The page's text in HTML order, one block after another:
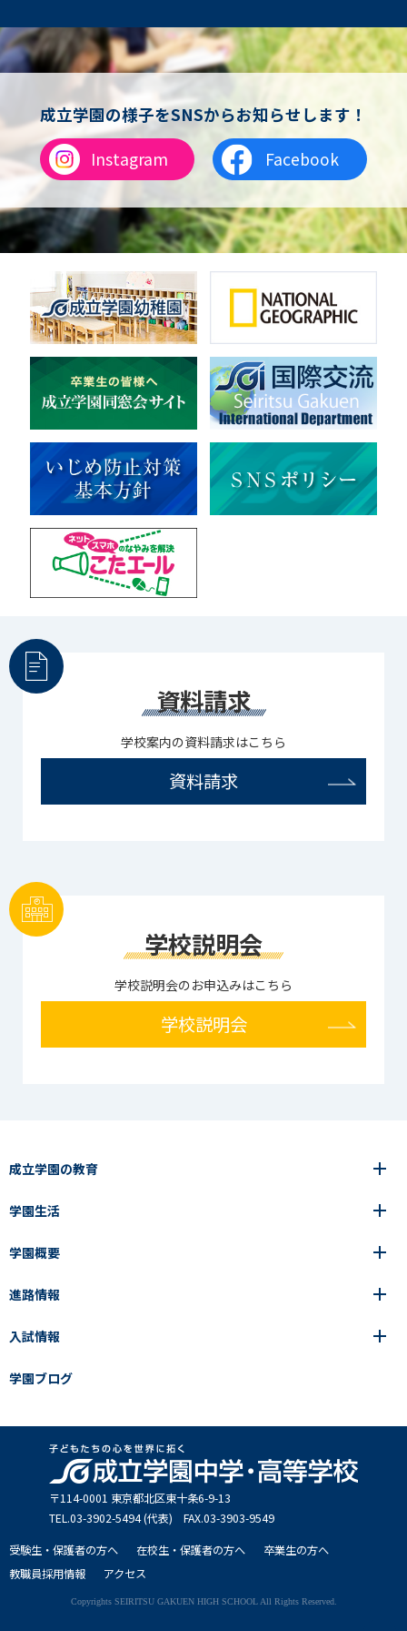
成立学園の様子をSNSからお知らせします！
Instagram
Facebook
資料請求
学校案内の資料請求はこちら
資料請求
学校説明会
学校説明会のお申込みはこちら
学校説明会
成立学園の教育
6年間の一貫教育
中学校
高等学校
成立メソッド
教科指導の特徴
卒業生の声
中学校
成立メソッド
卒業生の声
成立学園ならではの教育
見える学力×見えない学力
学園生活
年間行事
施設紹介
制服
学園ブログ
学園概要
学園の歩み
アクセス
進路情報
進路・進学
入試情報
中学入試Q&A
入試結果
説明会・イベント日程
出願方法・募集要項
学園ブログ
〒114-0001 東京都北区東⼗条6-9-13
TEL.03-3902-5494 (代表) FAX.03-3903-9549
受験生・保護者の方へ
在校生・保護者の方へ
卒業生の方へ
教職員採用情報
アクセス
Copyrights SEIRITSU GAKUEN HIGH SCHOOL All Rights Reserved.